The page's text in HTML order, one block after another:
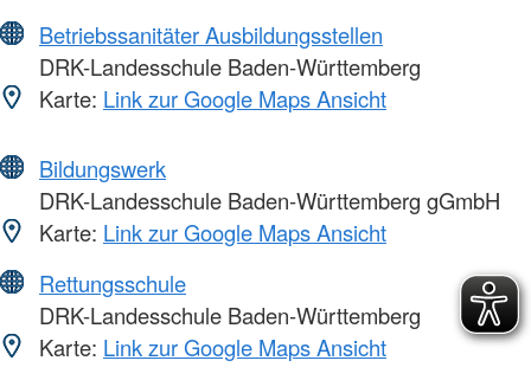
Betriebssanitäter Ausbildungsstellen
DRK-Landesschule Baden-Württemberg
Karte: Link zur Google Maps Ansicht
Bildungswerk
DRK-Landesschule Baden-Württemberg gGmbH
Karte: Link zur Google Maps Ansicht
Rettungsschule
DRK-Landesschule Baden-Württemberg
Karte: Link zur Google Maps Ansicht